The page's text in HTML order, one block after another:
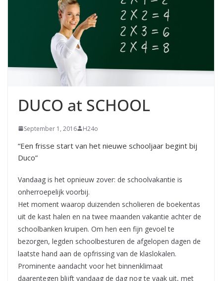
DUCO at SCHOOL
September 1, 2016 H24o
“Een frisse start van het nieuwe schooljaar begint bij
Duco”
Vandaag is het opnieuw zover: de schoolvakantie is
onherroepelijk voorbij.
Het moment waarop duizenden scholieren de boekentas
uit de kast halen en na twee maanden vakantie achter de
schoolbanken kruipen. Om hen een fijn gevoel te
bezorgen, legden schoolbesturen de afgelopen dagen de
laatste hand aan de opfrissing van de klaslokalen.
Prominente aandacht voor het binnenklimaat
daarentegen blijft vandaag de dag nog te vaak uit, met